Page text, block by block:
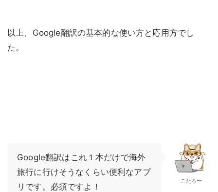
以上、Google翻訳の基本的な使い方と応用方でし
た。
Google翻訳はこれ１本だけで海外
旅行に行けそうなくらい便利なアプ
リです。必須ですよ！
こたろー